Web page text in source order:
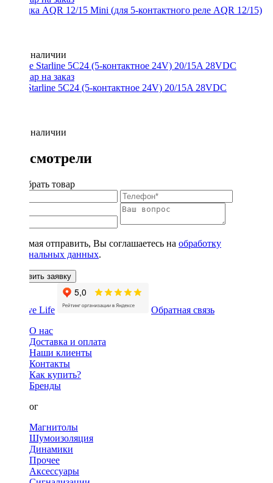
Колодка AQR 12/15 Mini (для 5-контактного реле AQR 12/15)
Нет в наличии
Реле Starline 5C24 (5-контактное 24V) 20/15A 28VDC
Нет в наличии
Вы смотрели
Подобрать товар
Нажимая отправить, Вы соглашаетесь на обработку
персональных данных.
Оставить заявку
Обратная связь
О нас
Доставка и оплата
Наши клиенты
Контакты
Как купить?
Бренды
Каталог
Магнитолы
Шумоизоляция
Динамики
Прочее
Аксессуары